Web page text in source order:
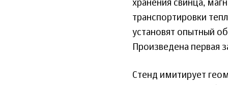
хранения свинца,
транспортировки
установят опытный
Произведена первая
Стенд имитирует